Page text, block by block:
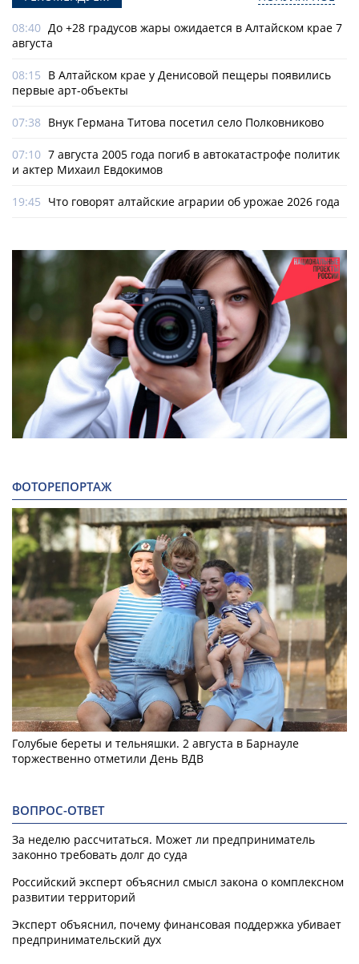
08:40 До +28 градусов жары ожидается в Алтайском крае 7
августа
08:15 В Алтайском крае у Денисовой пещеры появились
первые арт-объекты
07:38 Внук Германа Титова посетил село Полковниково
07:10 7 августа 2005 года погиб в автокатастрофе политик
и актер Михаил Евдокимов
19:45 Что говорят алтайские аграрии об урожае 2026 года
ФОТОРЕПОРТАЖ
Голубые береты и тельняшки. 2 августа в Барнауле
торжественно отметили День ВДВ
ВОПРОС-ОТВЕТ
За неделю рассчитаться. Может ли предприниматель
законно требовать долг до суда
Российский эксперт объяснил смысл закона о комплексном
развитии территорий
Эксперт объяснил, почему финансовая поддержка убивает
предпринимательский дух